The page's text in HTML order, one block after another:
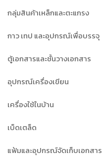
กลุ่มสินค้าเหล็กและตะแกรง
กาว เทป และอุปกรณ์เพื่อบรรจุ
ตู้เอกสารและชั้นวางเอกสาร
อุปกรณ์เครื่องเขียน
เครื่องใช้ในบ้าน
เบ็ดเตล็ด
แฟ้มและอุปกรณ์จัดเก็บเอกสาร